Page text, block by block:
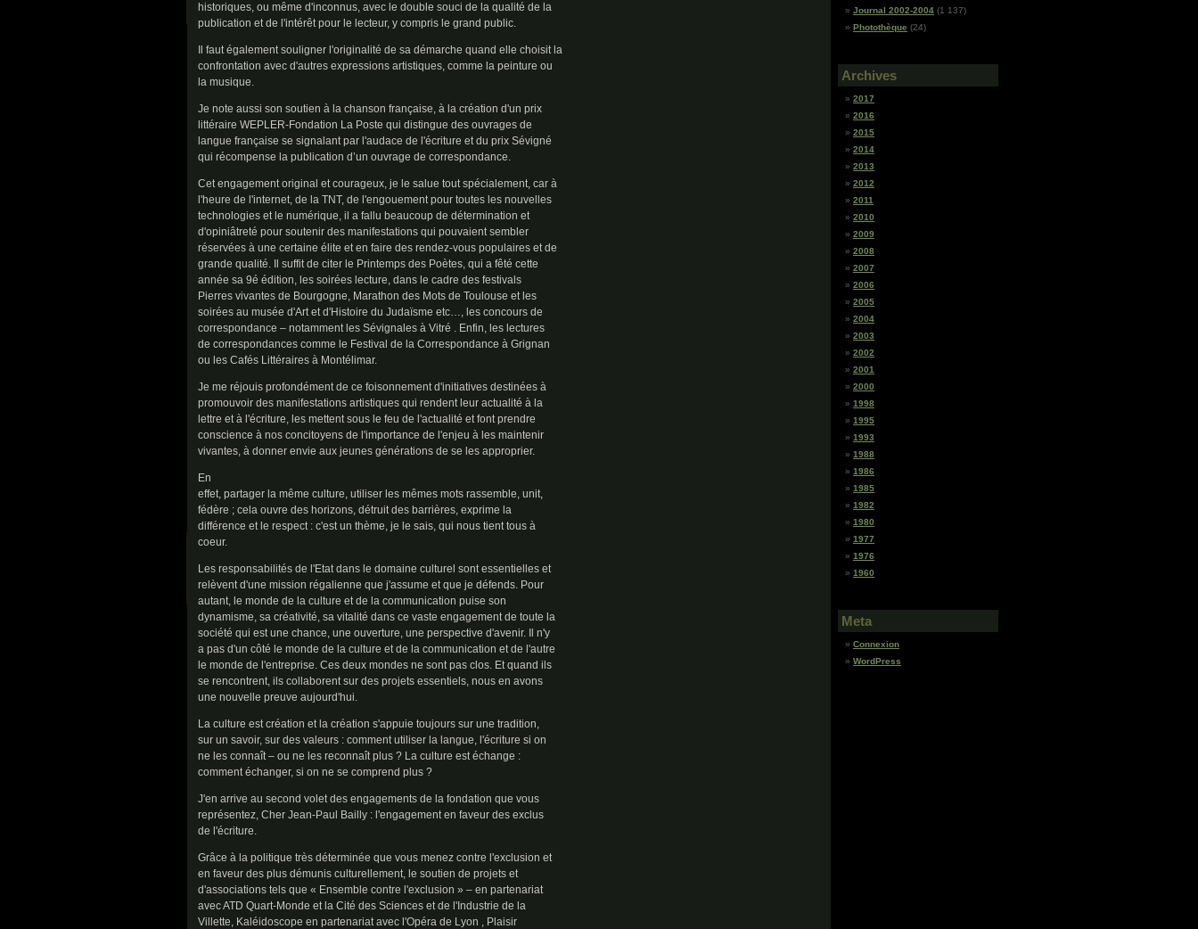
historiques, ou même d'inconnus, avec le double souci de la qualité de la
publication et de l'intérêt pour le lecteur, y compris le grand public.
Il faut également souligner l'originalité de sa démarche quand elle choisit la
confrontation avec d'autres expressions artistiques, comme la peinture ou
la musique.
Je note aussi son soutien à la chanson française, à la création d'un prix
littéraire WEPLER-Fondation La Poste qui distingue des ouvrages de
langue française se signalant par l'audace de l'écriture et du prix Sévigné
qui récompense la publication d’un ouvrage de correspondance.
Cet engagement original et courageux, je le salue tout spécialement, car à
l'heure de l'internet, de la TNT, de l'engouement pour toutes les nouvelles
technologies et le numérique, il a fallu beaucoup de détermination et
d'opiniâtreté pour soutenir des manifestations qui pouvaient sembler
réservées à une certaine élite et en faire des rendez-vous populaires et de
grande qualité. Il suffit de citer le Printemps des Poètes, qui a fêté cette
année sa 9é édition, les soirées lecture, dans le cadre des festivals
Pierres vivantes de Bourgogne, Marathon des Mots de Toulouse et les
soirées au musée d'Art et d'Histoire du Judaïsme etc…, les concours de
correspondance – notamment les Sévignales à Vitré . Enfin, les lectures
de correspondances comme le Festival de la Correspondance à Grignan
ou les Cafés Littéraires à Montélimar.
Je me réjouis profondément de ce foisonnement d'initiatives destinées à
promouvoir des manifestations artistiques qui rendent leur actualité à la
lettre et à l'écriture, les mettent sous le feu de l'actualité et font prendre
conscience à nos concitoyens de l'importance de l'enjeu à les maintenir
vivantes, à donner envie aux jeunes générations de se les approprier.
En
effet, partager la même culture, utiliser les mêmes mots rassemble, unit,
fédère ; cela ouvre des horizons, détruit des barrières, exprime la
différence et le respect : c'est un thème, je le sais, qui nous tient tous à
coeur.
Les responsabilités de l'Etat dans le domaine culturel sont essentielles et
relèvent d'une mission régalienne que j'assume et que je défends. Pour
autant, le monde de la culture et de la communication puise son
dynamisme, sa créativité, sa vitalité dans ce vaste engagement de toute la
société qui est une chance, une ouverture, une perspective d'avenir. Il n'y
a pas d'un côté le monde de la culture et de la communication et de l'autre
le monde de l'entreprise. Ces deux mondes ne sont pas clos. Et quand ils
se rencontrent, ils collaborent sur des projets essentiels, nous en avons
une nouvelle preuve aujourd'hui.
La culture est création et la création s'appuie toujours sur une tradition,
sur un savoir, sur des valeurs : comment utiliser la langue, l'écriture si on
ne les connaît – ou ne les reconnaît plus ? La culture est échange :
comment échanger, si on ne se comprend plus ?
J'en arrive au second volet des engagements de la fondation que vous
représentez, Cher Jean-Paul Bailly : l'engagement en faveur des exclus
de l'écriture.
Grâce à la politique très déterminée que vous menez contre l'exclusion et
en faveur des plus démunis culturellement, le soutien de projets et
d'associations tels que « Ensemble contre l'exclusion » – en partenariat
avec ATD Quart-Monde et la Cité des Sciences et de l'Industrie de la
Villette, Kaléidoscope en partenariat avec l'Opéra de Lyon , Plaisir
Journal 2002-2004 (1 137)
Photothèque (24)
Archives
2017
2016
2015
2014
2013
2012
2011
2010
2009
2008
2007
2006
2005
2004
2003
2002
2001
2000
1998
1995
1993
1988
1986
1985
1982
1980
1977
1976
1960
Meta
Connexion
WordPress